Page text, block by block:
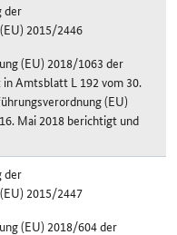
der
2015/2446
(EU) 2018/1063 der
Amtsblatt L 192 vom 30.
(EU)
Mai 2018 berichtigt und
der
2015/2447
(EU) 2018/604 der